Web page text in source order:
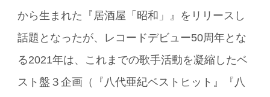
から生まれた『居酒屋「昭和」』をリリースし
話題となったが、レコードデビュー50周年とな
る2021年は、これまでの歌手活動を凝縮したベ
スト盤３企画（『八代亜紀ベストヒット』『八